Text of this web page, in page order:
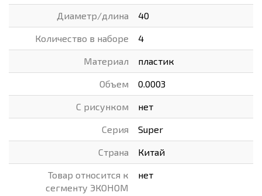
Диаметр/длина 40
Количество в наборе 4
Материал пластик
Объем 0.0003
С рисунком нет
Серия Super
Страна Китай
Товар относится к
сегменту ЭКОНОМ
нет